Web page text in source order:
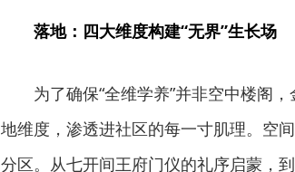
落地：四大维度构建“无界”生长场
为了确保“全维学养”并非空中楼阁
地维度，渗透进社区的每一寸肌理。空
分区。从七开间王府门仪的礼序启蒙，